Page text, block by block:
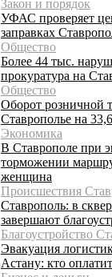
Закон и порядок
УФАС проверяет
заправках
Общество
Более 44 тыс.
прокуратура на
Общество
Оборот розничной
Ставрополье на
Экономика
В Ставрополе при
торможении
женщина
Происшествия
Ставрополь: в
завершают
Благоустройство
Эвакуация
Астану: кто